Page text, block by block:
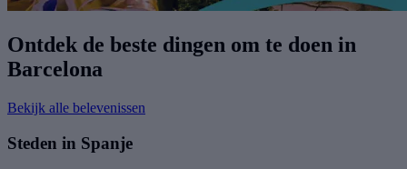
Ontdek de beste dingen om te doen in
Barcelona
Bekijk alle belevenissen
Steden in Spanje